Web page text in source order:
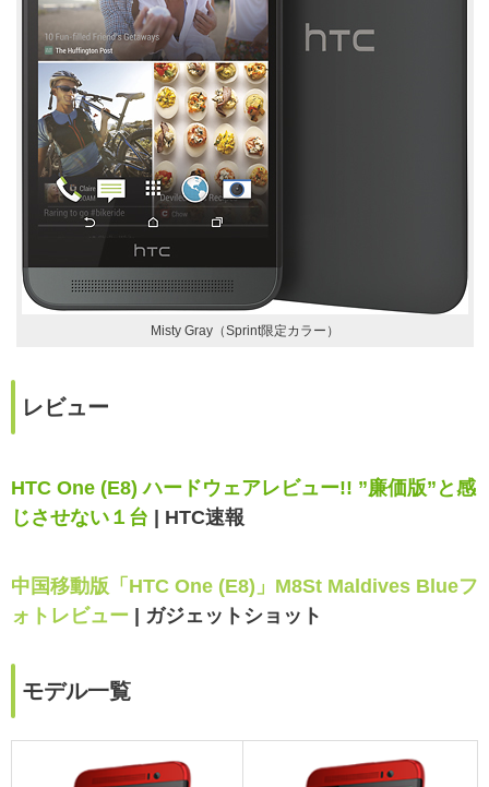
Misty Gray（Sprint限定カラー）
レビュー
HTC One (E8) ハードウェアレビュー!! ”廉価版”と感
じさせない１台 | HTC速報
中国移動版「HTC One (E8)」M8St Maldives Blueフ
ォトレビュー | ガジェットショット
モデル一覧